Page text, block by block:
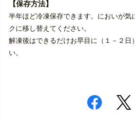
【保存方法】
半年ほど冷凍保存できます。においが気
クに移し替えてください。
解凍後はできるだけお早目に（１－２日
い。